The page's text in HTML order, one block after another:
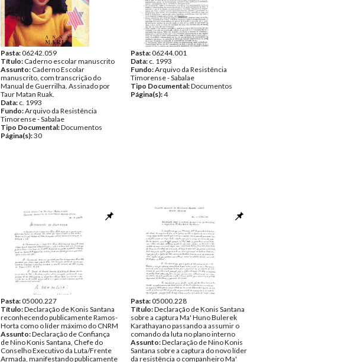
Pasta:06242.059
Título: Caderno escolar manuscrito
Assunto: Caderno Escolar
manuscrito, com transcrição do
Manual de Guerrilha. Assinado por
Taur Matan Ruak.
Data: c. 1993
Fundo:Arquivo da Resistência
Timorense - Sabalae
Tipo Documental:Documentos
Página(s):30
Pasta:06244.001
Data: c. 1993
Fundo:Arquivo da Resistência
Timorense - Sabalae
Tipo Documental:Documentos
Página(s):4
Pasta:05000.227
Título:Declaração de Konis Santana
reconhecendo publicamente Ramos-
Horta como o líder máximo do CNRM
Assunto:Declaração de Confiança
de Nino Konis Santana, Chefe do
Conselho Executivo da Luta/Frente
Armada, manifestando publicamente
Pasta:05000.228
Título:Declaração de Konis Santana
sobre a captura Ma' Huno Bulerek
Karathayano passando a assumir o
comando da luta no plano interno
Assunto:Declaração de Nino Konis
Santana sobre a captura do novo líder
da resistência o companheiro Ma'